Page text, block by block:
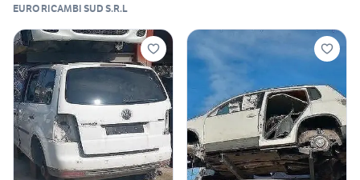
EURO RICAMBI SUD S.R.L